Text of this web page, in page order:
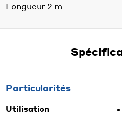
Longueur 2 m
Particularités
Utilisation